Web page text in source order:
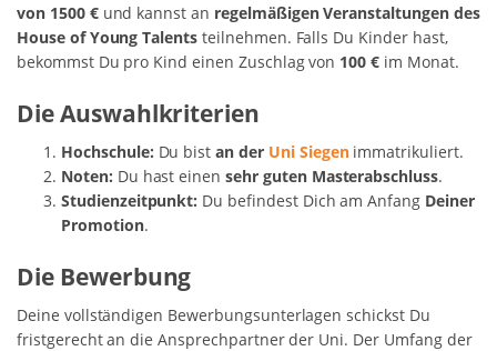
von 1500 €und kannst an regelmäßigen Veranstaltungen des
House of Young Talents teilnehmen. Falls Du Kinder hast,
bekommst Du pro Kind einen Zuschlag von 100 € im Monat.
Die Auswahlkriterien
Hochschule: Du bistan der Uni Siegenimmatrikuliert.
Noten: Du hast einensehr guten Masterabschluss.
Studienzeitpunkt: Du befindest Dich am Anfang Deiner
Promotion.
Die Bewerbung
Deine vollständigen Bewerbungsunterlagen schickst Du
fristgerecht an die Ansprechpartner der Uni. Der Umfang der